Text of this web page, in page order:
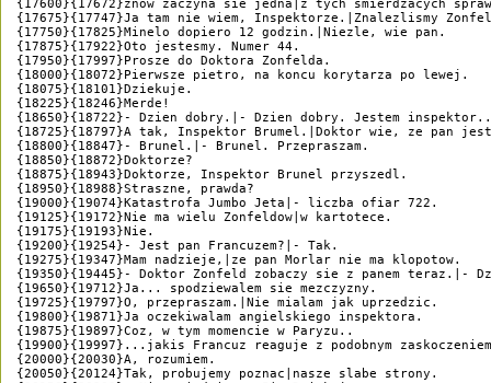
{17600}{17672}znow zaczyna sie jedna|z tych smierdzacych
{17675}{17747}Ja tam nie wiem, Inspektorze.|Znalezlismy
{17750}{17825}Minelo dopiero 12 godzin.|Niezle, wie pan.
{17875}{17922}Oto jestesmy. Numer 44.
{17950}{17997}Prosze do Doktora Zonfelda.
{18000}{18072}Pierwsze pietro, na koncu korytarza po lewej.
{18075}{18101}Dziekuje.
{18225}{18246}Merde!
{18650}{18722}- Dzien dobry.|- Dzien dobry. Jestem
{18725}{18797}A tak, Inspektor Brumel.|Doktor wie, ze pan
{18800}{18847}- Brunel.|- Brunel. Przepraszam.
{18850}{18872}Doktorze?
{18875}{18943}Doktorze, Inspektor Brunel przyszedl.
{18950}{18988}Straszne, prawda?
{19000}{19074}Katastrofa Jumbo Jeta|- liczba ofiar 722.
{19125}{19172}Nie ma wielu Zonfeldow|w kartotece.
{19175}{19193}Nie.
{19200}{19254}- Jest pan Francuzem?|- Tak.
{19275}{19347}Mam nadzieje,|ze pan Morlar nie ma klopotow.
{19350}{19445}- Doktor Zonfeld zobaczy sie z panem teraz.|-
{19650}{19712}Ja... spodziewalem sie mezczyzny.
{19725}{19797}O, przepraszam.|Nie mialam jak uprzedzic.
{19800}{19871}Ja oczekiwalam angielskiego inspektora.
{19875}{19897}Coz, w tym momencie w Paryzu..
{19900}{19997}...jakis Francuz reaguje z podobnym
{20000}{20030}A, rozumiem.
{20050}{20124}Tak, probujemy poznac|nasze slabe strony.